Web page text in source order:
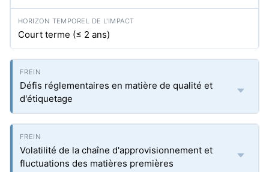
Court terme (≤ 2 ans)
Défis réglementaires en matière de qualité et
d'étiquetage
Volatilité de la chaîne d'approvisionnement et
fluctuations des matières premières